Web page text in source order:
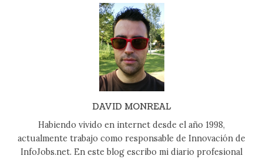
DAVID MONREAL
Habiendo vivido en internet desde el año 1998,
actualmente trabajo como responsable de Innovación de
InfoJobs.net. En este blog escribo mi diario profesional